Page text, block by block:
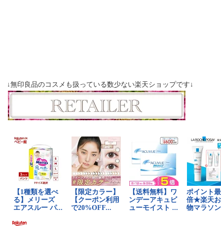
↓無印良品のコスメも扱っている数少ない楽天ショップです↓